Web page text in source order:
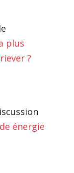
plus
?
énergie